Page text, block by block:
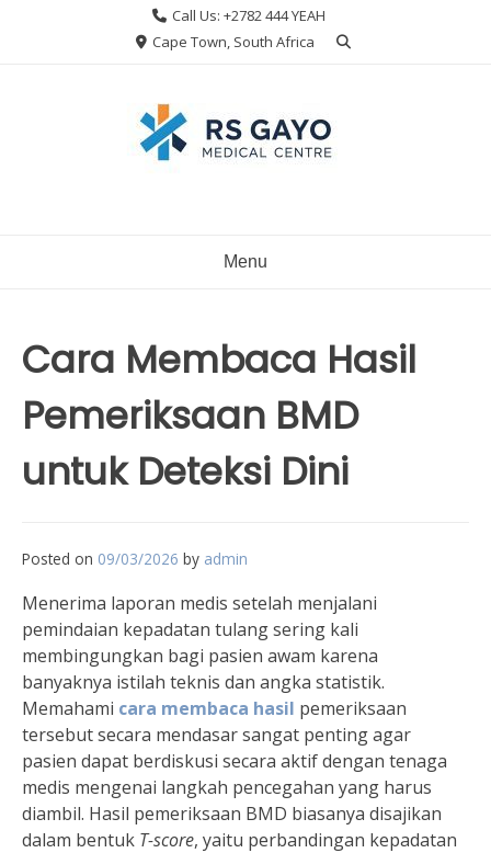
Call Us: +2782 444 YEAH
Cape Town, South Africa
Menu
Cara Membaca Hasil
Pemeriksaan BMD
untuk Deteksi Dini
Posted on 09/03/2026 by admin
Menerima laporan medis setelah menjalani
pemindaian kepadatan tulang sering kali
membingungkan bagi pasien awam karena
banyaknya istilah teknis dan angka statistik.
Memahami cara membaca hasil pemeriksaan
tersebut secara mendasar sangat penting agar
pasien dapat berdiskusi secara aktif dengan tenaga
medis mengenai langkah pencegahan yang harus
diambil. Hasil pemeriksaan BMD biasanya disajikan
dalam bentuk T-score, yaitu perbandingan kepadatan